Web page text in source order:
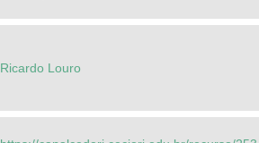
Ricardo Louro